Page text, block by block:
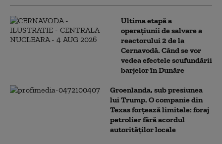
Ultima etapă a
operațiunii de salvare a
reactorului 2 de la
Cernavodă. Când se vor
vedea efectele scufundării
barjelor în Dunăre
Groenlanda, sub presiunea
lui Trump. O companie din
Texas forțează limitele: foraj
petrolier fără acordul
autorităților locale